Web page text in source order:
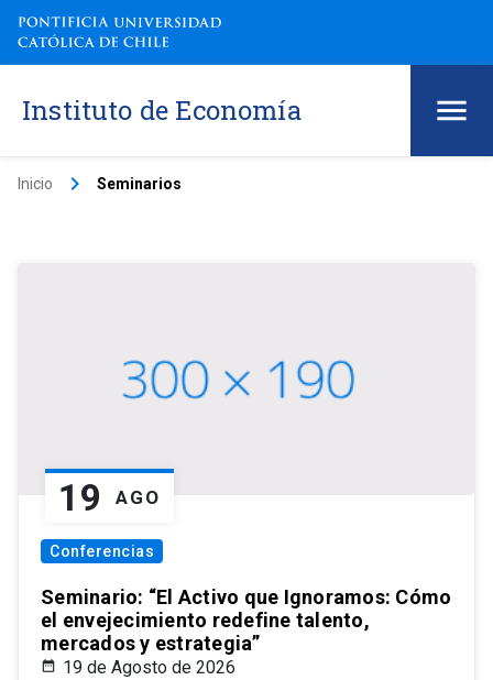
Instituto de Economía
Inicio keyboard_arrow_right Seminarios
19 AGO
Conferencias
Seminario: “El Activo que Ignoramos: Cómo
el envejecimiento redefine talento,
mercados y estrategia”
19 de Agosto de 2026